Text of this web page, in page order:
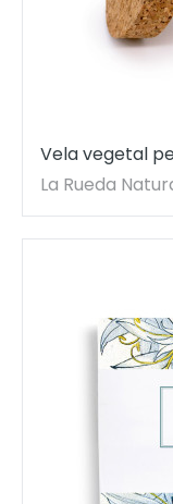
Vela vegetal
Campos de
La Rueda